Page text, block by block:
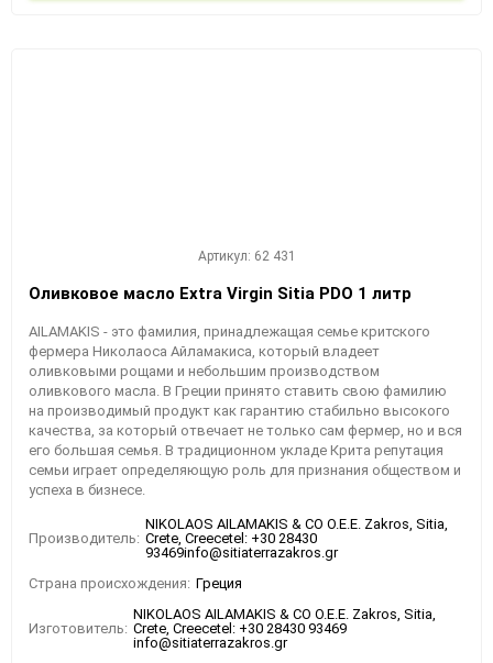
Артикул: 62 431
Оливковое масло Extra Virgin Sitia PDO 1 литр
AILAMAKIS - это фамилия, принадлежащая семье критского
фермера Николаоса Айламакиса, который владеет
оливковыми рощами и небольшим производством
оливкового масла. В Греции принято ставить свою фамилию
на производимый продукт как гарантию стабильно высокого
качества, за который отвечает не только сам фермер, но и вся
его большая семья. В традиционном укладе Крита репутация
семьи играет определяющую роль для признания обществом и
успеха в бизнесе.
Производитель:
NIKOLAOS AILAMAKIS & CO O.E.E. Zakros, Sitia,
Crete, Creecetel: +30 28430
93469info@sitiaterrazakros.gr
Страна происхождения: Греция
Изготовитель:
NIKOLAOS AILAMAKIS & CO O.E.E. Zakros, Sitia,
Crete, Creecetel: +30 28430 93469
info@sitiaterrazakros.gr